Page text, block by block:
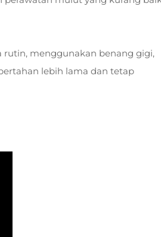
rutin, menggunakan benang gigi,
lebih lama dan tetap